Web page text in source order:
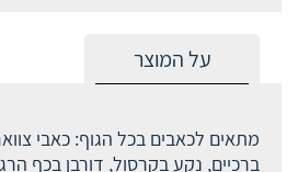
על המוצר
מתאים לכאבים בכל הגוף: כאבי
ברכיים, נקע בקרסול, דורבן בכף